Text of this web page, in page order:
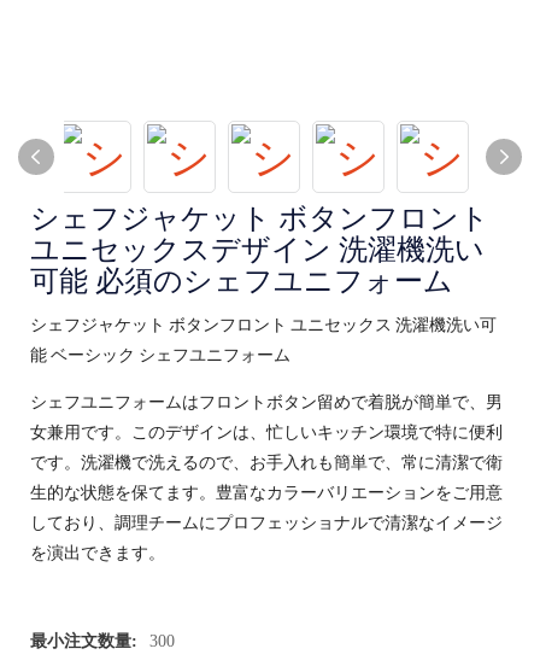
シェフジャケット ボタンフロント
ユニセックスデザイン 洗濯機洗い
可能 必須のシェフユニフォーム
シェフジャケット ボタンフロント ユニセックス 洗濯機洗い可
能 ベーシック シェフユニフォーム
シェフユニフォームはフロントボタン留めで着脱が簡単で、男
女兼用です。このデザインは、忙しいキッチン環境で特に便利
です。洗濯機で洗えるので、お手入れも簡単で、常に清潔で衛
生的な状態を保てます。豊富なカラーバリエーションをご用意
しており、調理チームにプロフェッショナルで清潔なイメージ
を演出できます。
最小注文数量: 300